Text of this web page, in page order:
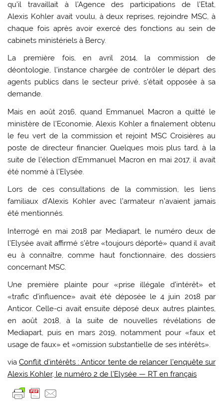
qu’il travaillait à l’Agence des participations de l’Etat,
Alexis Kohler avait voulu, à deux reprises, rejoindre MSC, à
chaque fois après avoir exercé des fonctions au sein de
cabinets ministériels à Bercy.
La première fois, en avril 2014, la commission de
déontologie, l’instance chargée de contrôler le départ des
agents publics dans le secteur privé, s’était opposée à sa
demande.
Mais en août 2016, quand Emmanuel Macron a quitté le
ministère de l’Economie, Alexis Kohler a finalement obtenu
le feu vert de la commission et rejoint MSC Croisières au
poste de directeur financier. Quelques mois plus tard, à la
suite de l’élection d’Emmanuel Macron en mai 2017, il avait
été nommé à l’Elysée.
Lors de ces consultations de la commission, les liens
familiaux d’Alexis Kohler avec l’armateur n’avaient jamais
été mentionnés.
Interrogé en mai 2018 par Mediapart, le numéro deux de
l’Elysée avait affirmé s’être «toujours déporté» quand il avait
eu à connaître, comme haut fonctionnaire, des dossiers
concernant MSC.
Une première plainte pour «prise illégale d’intérêt» et
«trafic d’influence» avait été déposée le 4 juin 2018 par
Anticor. Celle-ci avait ensuite déposé deux autres plaintes,
en août 2018, à la suite de nouvelles révélations de
Mediapart, puis en mars 2019, notamment pour «faux et
usage de faux» et «omission substantielle de ses intérêts».
viaConflit d’intérêts : Anticor tente de relancer l’enquête sur
Alexis Kohler, le numéro 2 de l’Elysée — RT en français